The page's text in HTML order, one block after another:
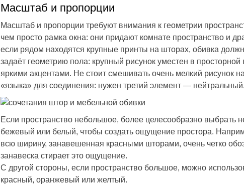
Масштаб и пропорции
Масштаб и пропорции требуют внимания к геометрии
чем просто рамка окна: они придают комнате пространство и
если рядом находятся крупные принты на шторах, обивка
задаёт геометрию пола: крупный рисунок уместен в
яркими акцентами. Не стоит смешивать очень мелкий рисунок
«языка» для соединения: нужен третий элемент —
Если пространство небольшое, более целесообразно выбрать
бежевый или белый, чтобы создать ощущение простора.
всю ширину, занавешенная красными шторами, очень четко
занавеска стирает это ощущение.
С другой стороны, если пространство большое, можно
красный, оранжевый или желтый.